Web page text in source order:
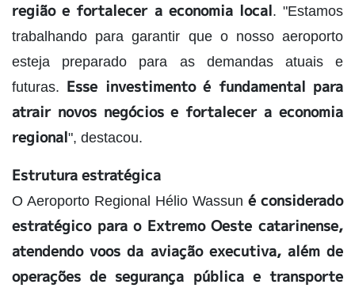
região e fortalecer a economia local. "Estamos
trabalhando para garantir que o nosso aeroporto
esteja preparado para as demandas atuais e
futuras. Esse investimento é fundamental para
atrair novos negócios e fortalecer a economia
regional", destacou.
Estrutura estratégica
O Aeroporto Regional Hélio Wassun é considerado
estratégico para o Extremo Oeste catarinense,
atendendo voos da aviação executiva, além de
operações de segurança pública e transporte